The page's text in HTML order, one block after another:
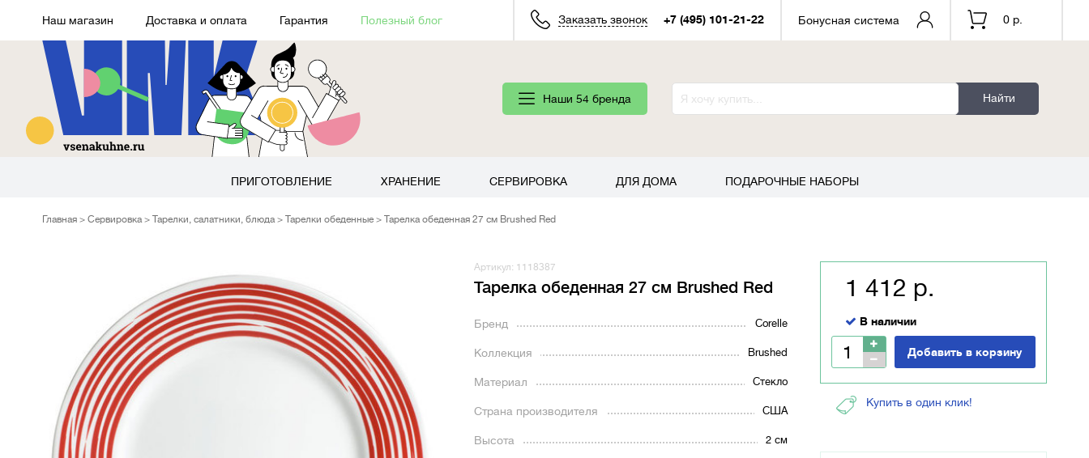
Наш магазин Доставка и оплата Гарантия Полезный блог Заказать звонок +7 (495) 101-21-22 Бонусная система 0 р.
Наши 54 бренда Найти
ПРИГОТОВЛЕНИЕ ХРАНЕНИЕ СЕРВИРОВКА ДЛЯ ДОМА ПОДАРОЧНЫЕ НАБОРЫ
Главная Сервировка Тарелки, салатники, блюда Тарелки обеденные Тарелка обеденная 27 см Brushed Red
Артикул: 1118387
Тарелка обеденная 27 см Brushed Red
Бренд Corelle
Коллекция Brushed
Материал Стекло
Страна производителя США
Высота 2 см
1 412 р.
В наличии
Добавить в корзину
Купить в один клик!